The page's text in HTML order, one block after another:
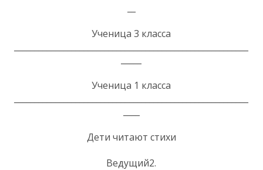
Ученица 3 класса
Ученица 1 класса
Дети читают стихи
Ведущий2.